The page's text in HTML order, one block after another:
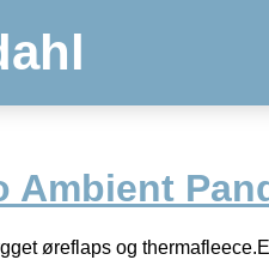
Ambient
øreflaps og